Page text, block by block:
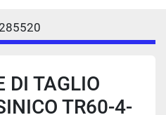
DI TAGLIO
TR60-4-